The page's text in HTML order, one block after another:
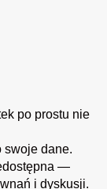
po prostu nie
swoje dane.
—
i dyskusji.